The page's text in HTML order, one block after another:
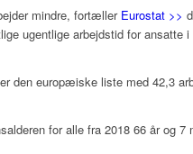
mindre, fortæller Eurostat >>
ugentlige arbejdstid for ansatte i
den europæiske liste med 42,3
for alle fra 2018 66 år og 7